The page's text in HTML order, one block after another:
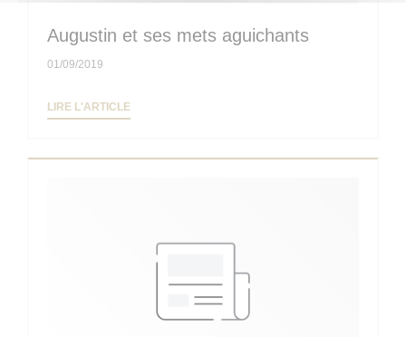
Augustin et ses mets aguichants
01/09/2019
LIRE L'ARTICLE